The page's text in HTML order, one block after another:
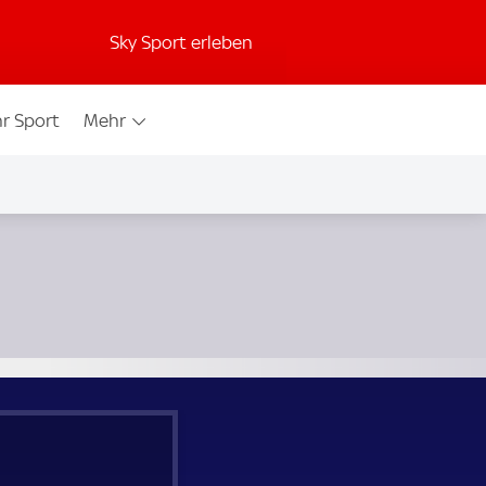
Sky Sport erleben
Sport Mehr